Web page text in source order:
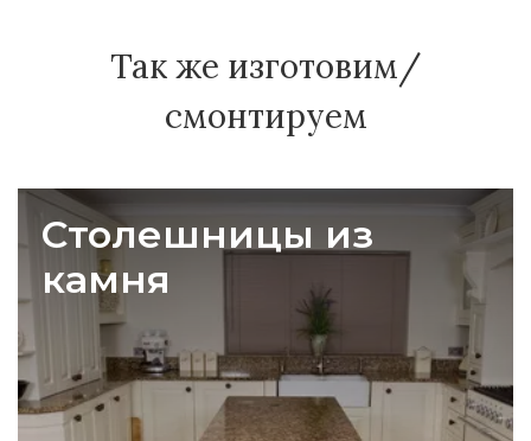
Так же изготовим/
смонтируем
Столешницы из
камня